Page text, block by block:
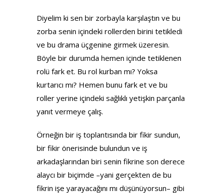
Diyelim ki sen bir zorbayla karşılaştın ve bu
zorba senin içindeki rollerden birini tetikledi
ve bu drama üçgenine girmek üzeresin.
Böyle bir durumda hemen içinde tetiklenen
rolü fark et. Bu rol kurban mı? Yoksa
kurtarıcı mı? Hemen bunu fark et ve bu
roller yerine içindeki sağlıklı yetişkin parçanla
yanıt vermeye çalış.
Örneğin bir iş toplantısında bir fikir sundun,
bir fikir önerisinde bulundun ve iş
arkadaşlarından biri senin fikrine son derece
alaycı bir biçimde –yani gerçekten de bu
fikrin işe yarayacağını mı düşünüyorsun– gibi